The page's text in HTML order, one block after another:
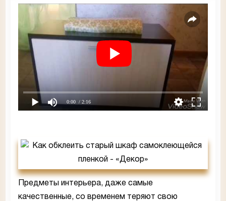
0:00 / 2:16
Предметы интерьера, даже самые
качественные, со временем теряют свою